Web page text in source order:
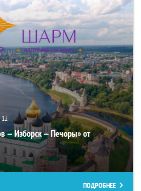
12
— Изборск — Печоры» от
ПОДРОБНЕЕ